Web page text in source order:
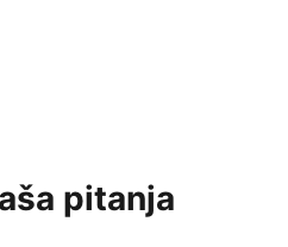
poput vas
pitanja